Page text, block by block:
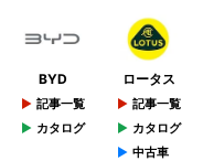
BYD
記事一覧
カタログ
ロータス
記事一覧
カタログ
中古車